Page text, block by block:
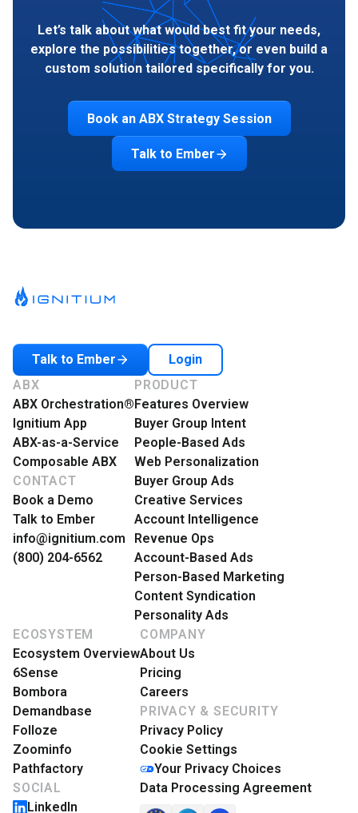
Let’s talk about what would best fit your needs,
explore the possibilities together, or even build a
custom solution tailored specifically for you.
Book an ABX Strategy Session
Talk to Ember
Talk to Ember
Login
ABX
ABX Orchestration®
Ignitium App
ABX-as-a-Service
Composable ABX
CONTACT
Book a Demo
Talk to Ember
info@ignitium.com
(800) 204-6562
PRODUCT
Features Overview
Buyer Group Intent
People-Based Ads
Web Personalization
Buyer Group Ads
Creative Services
Account Intelligence
Revenue Ops
Account-Based Ads
Person-Based Marketing
Content Syndication
Personality Ads
ECOSYSTEM
Ecosystem Overview
6Sense
Bombora
Demandbase
Folloze
Zoominfo
Pathfactory
SOCIAL
LinkedIn
COMPANY
About Us
Pricing
Careers
PRIVACY & SECURITY
Privacy Policy
Cookie Settings
Your Privacy Choices
Data Processing Agreement